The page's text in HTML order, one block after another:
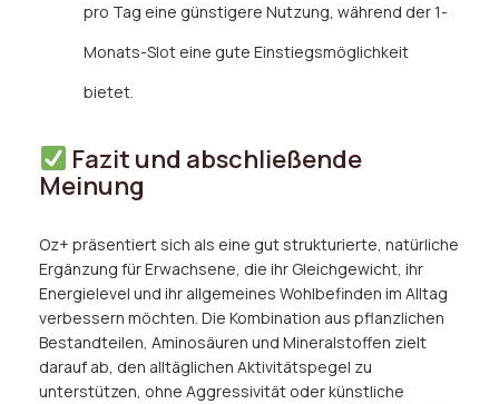
pro Tag eine günstigere Nutzung, während der 1-
Monats-Slot eine gute Einstiegsmöglichkeit
bietet.
Fazit und abschließende
Meinung
Oz+ präsentiert sich als eine gut strukturierte, natürliche
Ergänzung für Erwachsene, die ihr Gleichgewicht, ihr
Energielevel und ihr allgemeines Wohlbefinden im Alltag
verbessern möchten. Die Kombination aus pflanzlichen
Bestandteilen, Aminosäuren und Mineralstoffen zielt
darauf ab, den alltäglichen Aktivitätspegel zu
unterstützen, ohne Aggressivität oder künstliche